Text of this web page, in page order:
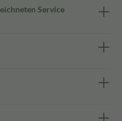
Service